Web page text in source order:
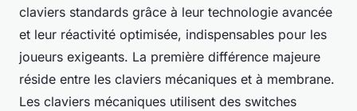
claviers standards grâce à leur technologie avancée
et leur réactivité optimisée, indispensables pour les
joueurs exigeants. La première différence majeure
réside entre les claviers mécaniques et à membrane.
Les claviers mécaniques utilisent des switches